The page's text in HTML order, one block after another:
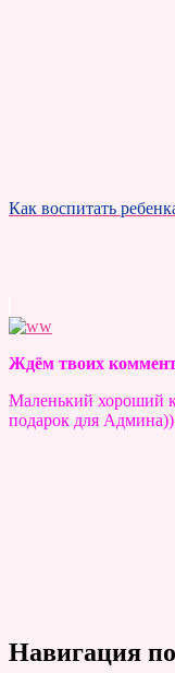
Как воспитать
Ждём твоих
Маленький хороший
подарок для
Навигация